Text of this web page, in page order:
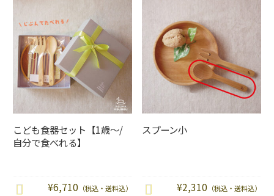
こども食器セット【1歳～/
自分で食べれる】
¥6,710（税込・送料込）
スプーン小
¥2,310（税込・送料込）